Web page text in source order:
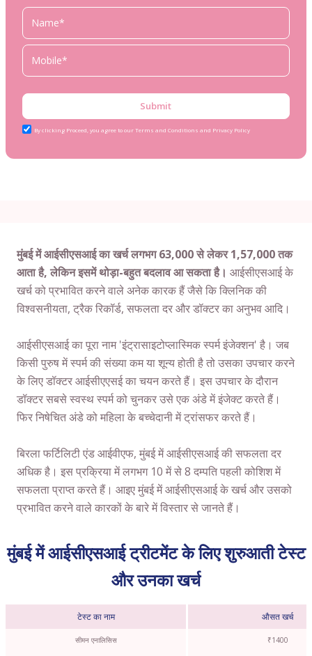
Submit
By clicking Proceed, you agree to our Terms and Conditions and Privacy Policy
मुंबई में आईसीएसआई का खर्च लगभग 63,000 से लेकर 1,57,000 तक
आता है, लेकिन इसमें थोड़ा-बहुत बदलाव आ सकता है। आईसीएसआई के
खर्च को प्रभावित करने वाले अनेक कारक हैं जैसे कि क्लिनिक की
विश्वसनीयता, ट्रैक रिकॉर्ड, सफलता दर और डॉक्टर का अनुभव आदि।
आईसीएसआई का पूरा नाम 'इंट्रासाइटोप्लास्मिक स्पर्म इंजेक्शन' है। जब
किसी पुरुष में स्पर्म की संख्या कम या शून्य होती है तो उसका उपचार करने
के लिए डॉक्टर आईसीएएसई का चयन करते हैं। इस उपचार के दौरान
डॉक्टर सबसे स्वस्थ स्पर्म को चुनकर उसे एक अंडे में इंजेक्ट करते हैं।
फिर निषेचित अंडे को महिला के बच्चेदानी में ट्रांसफर करते हैं।
बिरला फर्टिलिटी एंड आईवीएफ, मुंबई में आईसीएसआई की सफलता दर
अधिक है। इस प्रक्रिया में लगभग 10 में से 8 दम्पति पहली कोशिश में
सफलता प्राप्त करते हैं। आइए मुंबई में आईसीएसआई के खर्च और उसको
प्रभावित करने वाले कारकों के बारे में विस्तार से जानते हैं।
मुंबई में आईसीएसआई ट्रीटमेंट के लिए शुरुआती टेस्ट
और उनका खर्च
टेस्ट का नाम औसत खर्च
सीमन एनालिसिस ₹1400